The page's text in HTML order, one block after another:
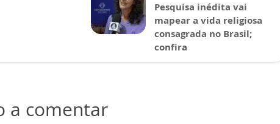
Pesquisa inédita vai
mapear a vida religiosa
consagrada no Brasil;
confira
a comentar